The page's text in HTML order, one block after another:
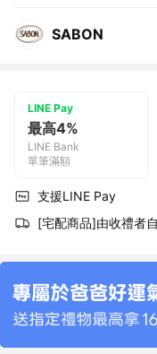
SABON
LINE Pay
最高4%
LINE Bank
單筆滿額
支援LINE Pay
[宅配商品]由收禮者